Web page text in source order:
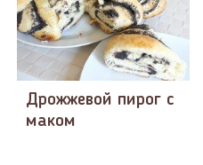
Дрожжевой пирог с
маком